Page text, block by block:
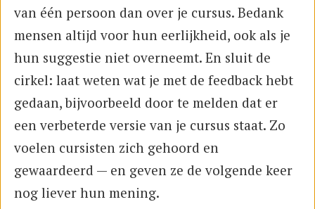
van één persoon dan over je cursus. Bedank
mensen altijd voor hun eerlijkheid, ook als je
hun suggestie niet overneemt. En sluit de
cirkel: laat weten wat je met de feedback hebt
gedaan, bijvoorbeeld door te melden dat er
een verbeterde versie van je cursus staat. Zo
voelen cursisten zich gehoord en
gewaardeerd — en geven ze de volgende keer
nog liever hun mening.